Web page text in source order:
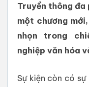
Truyền thông đa
một chương
nhọn trong
nghiệp văn hóa
Sự kiện còn có